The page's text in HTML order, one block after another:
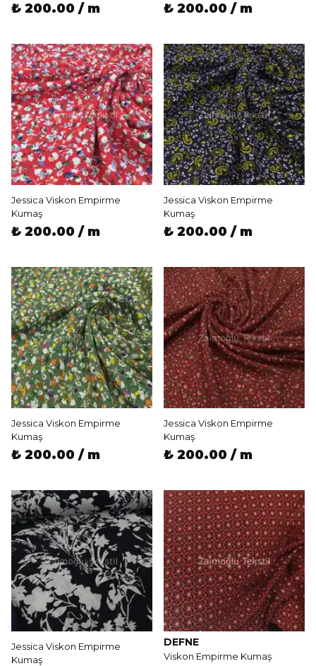
₺ 200.00 / m ₺ 200.00 / m
Jessica Viskon Empirme
Kumaş
₺ 200.00 / m
Jessica Viskon Empirme
Kumaş
₺ 200.00 / m
Jessica Viskon Empirme
Kumaş
₺ 200.00 / m
Jessica Viskon Empirme
Kumaş
₺ 200.00 / m
Jessica Viskon Empirme
Kumaş
DEFNE
Viskon Empirme Kumaş